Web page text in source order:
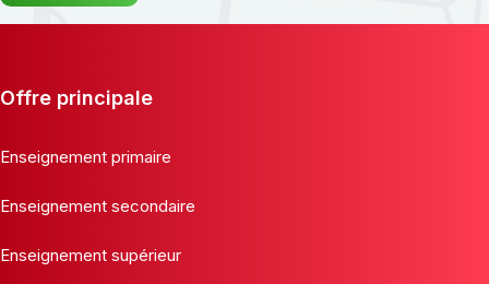
Offre principale
Enseignement primaire
Enseignement secondaire
Enseignement supérieur